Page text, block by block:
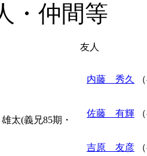
・仲間等
友人
太(義兄85期・
内藤 秀久
佐藤 有輝
吉原 友彦